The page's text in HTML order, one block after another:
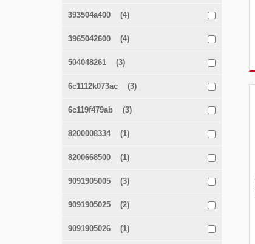
393504a400 (4)
3965042600 (4)
504048261 (3)
6c1112k073ac (3)
6c119f479ab (3)
8200008334 (1)
8200668500 (1)
9091905005 (3)
9091905025 (2)
9091905026 (1)